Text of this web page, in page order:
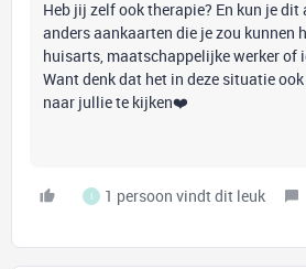
Heb jij zelf ook therapie? En kun je
anders aankaarten die je zou kunnen
huisarts, maatschappelijke werker of
Want denk dat het in deze situatie
naar jullie te kijken❤️
I 1 persoon vindt dit leuk